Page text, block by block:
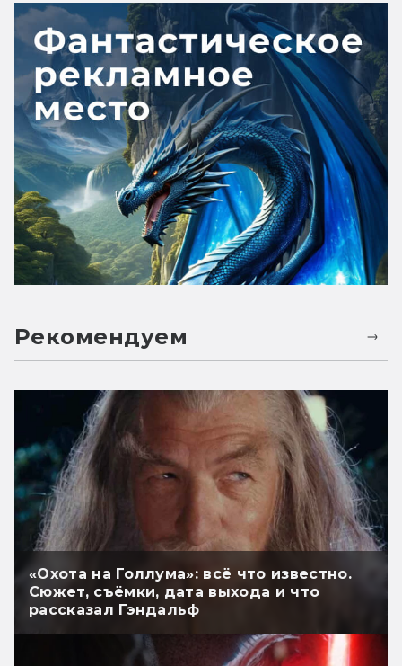
Рекомендуем
«Охота на Голлума»: всё что известно.
Сюжет, съёмки, дата выхода и что
рассказал Гэндальф